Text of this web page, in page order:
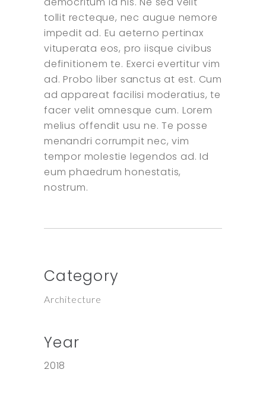
tollit recteque, nec augue nemore
impedit ad. Eu aeterno pertinax
vituperata eos, pro iisque civibus
definitionem te. Exerci evertitur vim
ad. Probo liber sanctus at est. Cum
ad appareat facilisi moderatius, te
facer velit omnesque cum. Lorem
melius offendit usu ne. Te posse
menandri corrumpit nec, vim
tempor molestie legendos ad. Id
eum phaedrum honestatis,
nostrum.
Category
Architecture
Year
2018